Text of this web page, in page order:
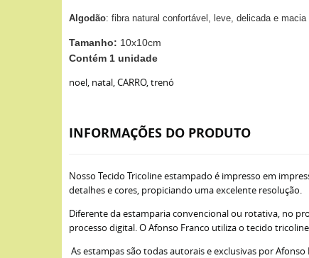
Algodão: fibra natural confortável, leve, delicada e macia
Tamanho: 10x10cm
Contém 1 unidade
noel, natal, CARRO, trenó
INFORMAÇÕES DO PRODUTO
Nosso Tecido Tricoline estampado é impresso em
detalhes e cores, propiciando uma excelente resolução.
Diferente da estamparia convencional ou rotativa, no
processo digital. O Afonso Franco utiliza o tecido
As estampas são todas autorais e exclusivas por